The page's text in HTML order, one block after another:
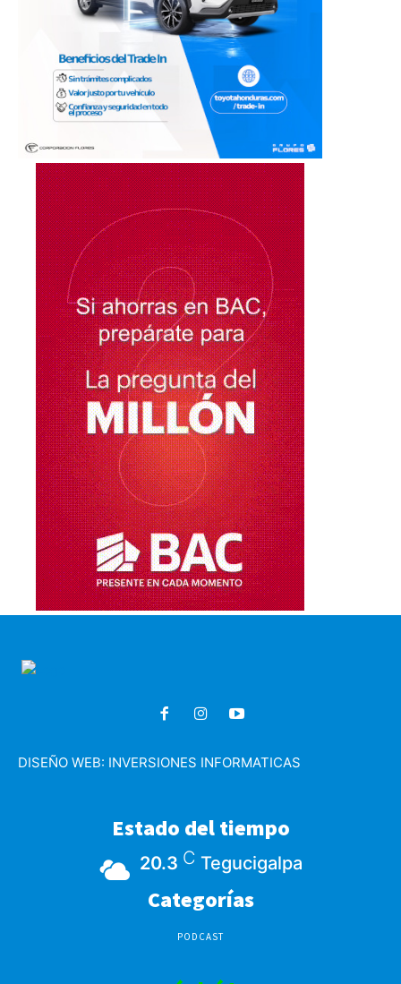
DISEÑO WEB: INVERSIONES INFORMATICAS
Estado del tiempo
20.3 C Tegucigalpa
Categorías
PODCAST